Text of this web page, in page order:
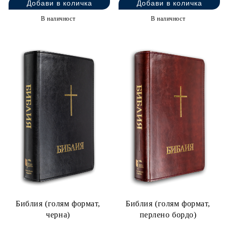
български език.
екземпляра в различен формат. През този
период обаче българският език се развива
изключително динамично, а интересът към
Библията на съвременен български расте
непрестанно. Това налага да се направи
редакция, наричана също ревизия на
текста. През 1923 г. в София излиза
първото „ревизирано издание“, а през
1940 г. – второто. Разпространението на
Цариградската Библия започва да се
осъществява от специално създаденото
за тази цел в началото на XX в. Българско
библейско дружество.
В наличност В наличност
Библия (голям формат,
черна)
Библия (голям формат,
перлено бордо)